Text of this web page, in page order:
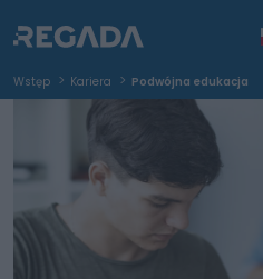
Wstęp Kariera Podwójna edukacja